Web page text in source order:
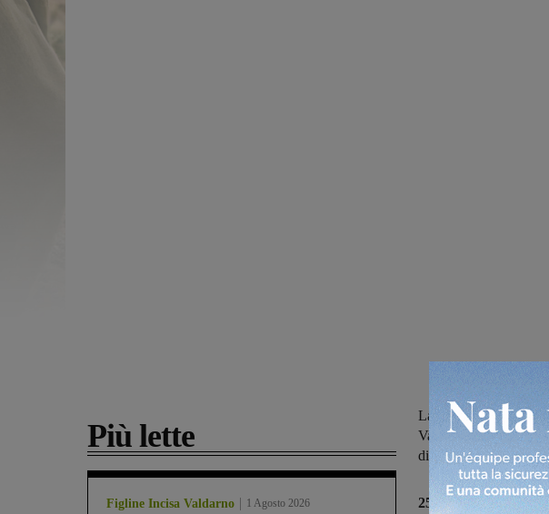
Più lette
Figline Incisa Valdarno 1 Agosto 2026
La manifestazione,
Valdarno cinema
di San Giovanni
25 aprile: memorie